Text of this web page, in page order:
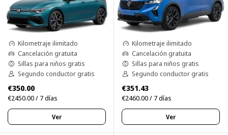
Kilometraje ilimitado
Cancelación gratuita
Sillas para niños gratis
Segundo conductor gratis
€350.00
€2450.00 / 7 días
Ver
Kilometraje ilimitado
Cancelación gratuita
Sillas para niños gratis
Segundo conductor gratis
€351.43
€2460.00 / 7 días
Ver